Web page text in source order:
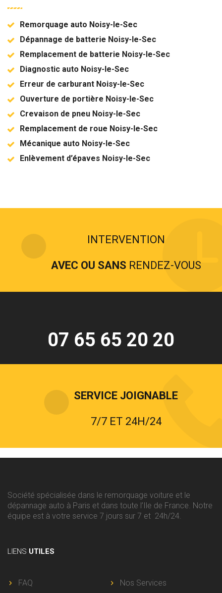
Remorquage auto Noisy-le-Sec
Dépannage de batterie Noisy-le-Sec
Remplacement de batterie Noisy-le-Sec
Diagnostic auto Noisy-le-Sec
Erreur de carburant Noisy-le-Sec
Ouverture de portière Noisy-le-Sec
Crevaison de pneu Noisy-le-Sec
Remplacement de roue Noisy-le-Sec
Mécanique auto Noisy-le-Sec
Enlèvement d’épaves Noisy-le-Sec
INTERVENTION
AVEC OU SANS RENDEZ-VOUS
07 65 65 20 20
SERVICE JOIGNABLE
7/7 ET 24H/24
Société spécialisée dans le remorquage voiture et le
dépannage auto à Paris et dans toute l’Ile de France. Notre
équipe est à votre service 7 jours sur 7 et 24h/24.
LIENS UTILES
FAQ
Nos Services